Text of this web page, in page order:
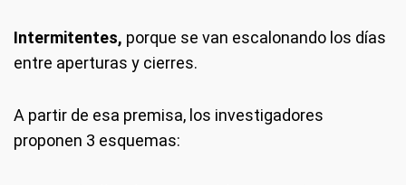
Intermitentes, porque se van escalonando los días
entre aperturas y cierres.
A partir de esa premisa, los investigadores
proponen 3 esquemas: